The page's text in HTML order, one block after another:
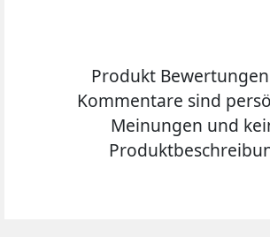
Produkt
Kommentare sind
Meinungen und